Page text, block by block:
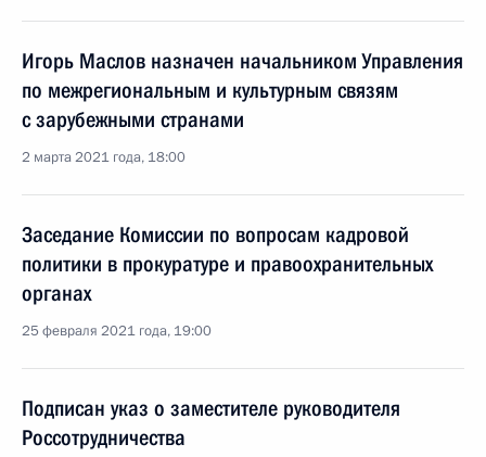
Игорь Маслов назначен начальником Управления
по межрегиональным и культурным связям
с зарубежными странами
2 марта 2021 года, 18:00
Заседание Комиссии по вопросам кадровой
политики в прокуратуре и правоохранительных
органах
25 февраля 2021 года, 19:00
Подписан указ о заместителе руководителя
Россотрудничества